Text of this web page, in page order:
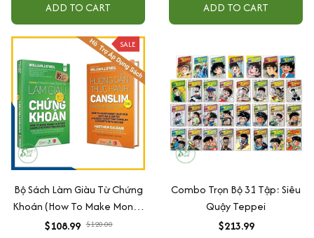
ADD TO CART ADD TO CART
SALE
Bộ Sách Làm Giàu Từ Chứng
Khoán (How To Make Money
In Stock) Phiên Bản Mới +
$108.99 $120.00
Combo Trọn Bộ 31 Tập: Siêu
Quậy Teppei
$213.99